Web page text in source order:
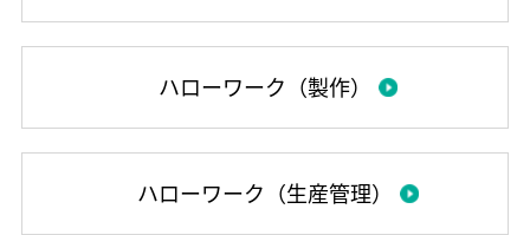
ハローワーク（製作）
ハローワーク（生産管理）